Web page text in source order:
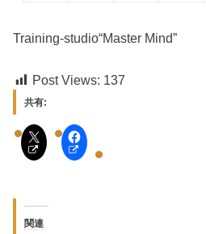
Training-studio“Master Mind”
Post Views: 137
共有:
関連